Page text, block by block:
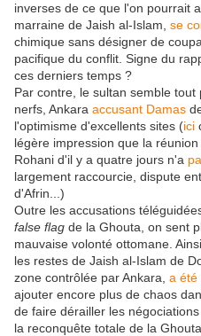
inverses de ce que l'on pourrait
marraine de Jaish al-Islam, se
chimique sans désigner de
pacifique du conflit. Signe du
ces derniers temps ?
Par contre, le sultan semble
nerfs, Ankara accusant Damas
l'optimisme d'excellents sites (ici
légère impression que la
Rohani d'il y a quatre jours n'a
largement raccourcie, dispute
d'Afrin...)
Outre les accusations
false flag de la Ghouta, on sent
mauvaise volonté ottomane.
les restes de Jaish al-Islam de
zone contrôlée par Ankara, a été
ajouter encore plus de chaos
de faire dérailler les
la reconquête totale de la